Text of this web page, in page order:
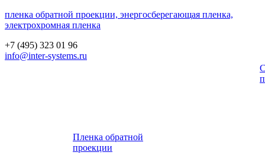
пленка обратной проекции, энергосберегающая пленка,
электрохромная пленка
+7 (495) 323 01 96
info@inter-systems.ru
Пленка обратной
проекции